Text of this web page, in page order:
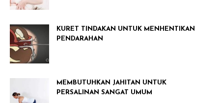
KURET TINDAKAN UNTUK MENHENTIKAN
PENDARAHAN
MEMBUTUHKAN JAHITAN UNTUK
PERSALINAN SANGAT UMUM